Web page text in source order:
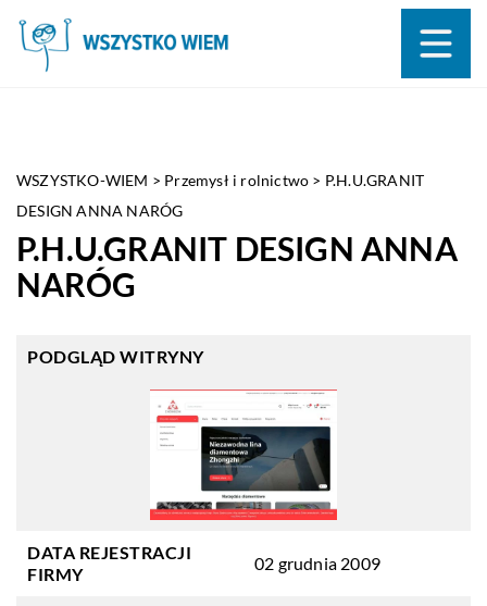
WSZYSTKO-WIEM > Przemysł i rolnictwo > P.H.U.GRANIT
DESIGN ANNA NARÓG
P.H.U.GRANIT DESIGN ANNA
NARÓG
PODGLĄD WITRYNY
DATA REJESTRACJI
FIRMY
02 grudnia 2009